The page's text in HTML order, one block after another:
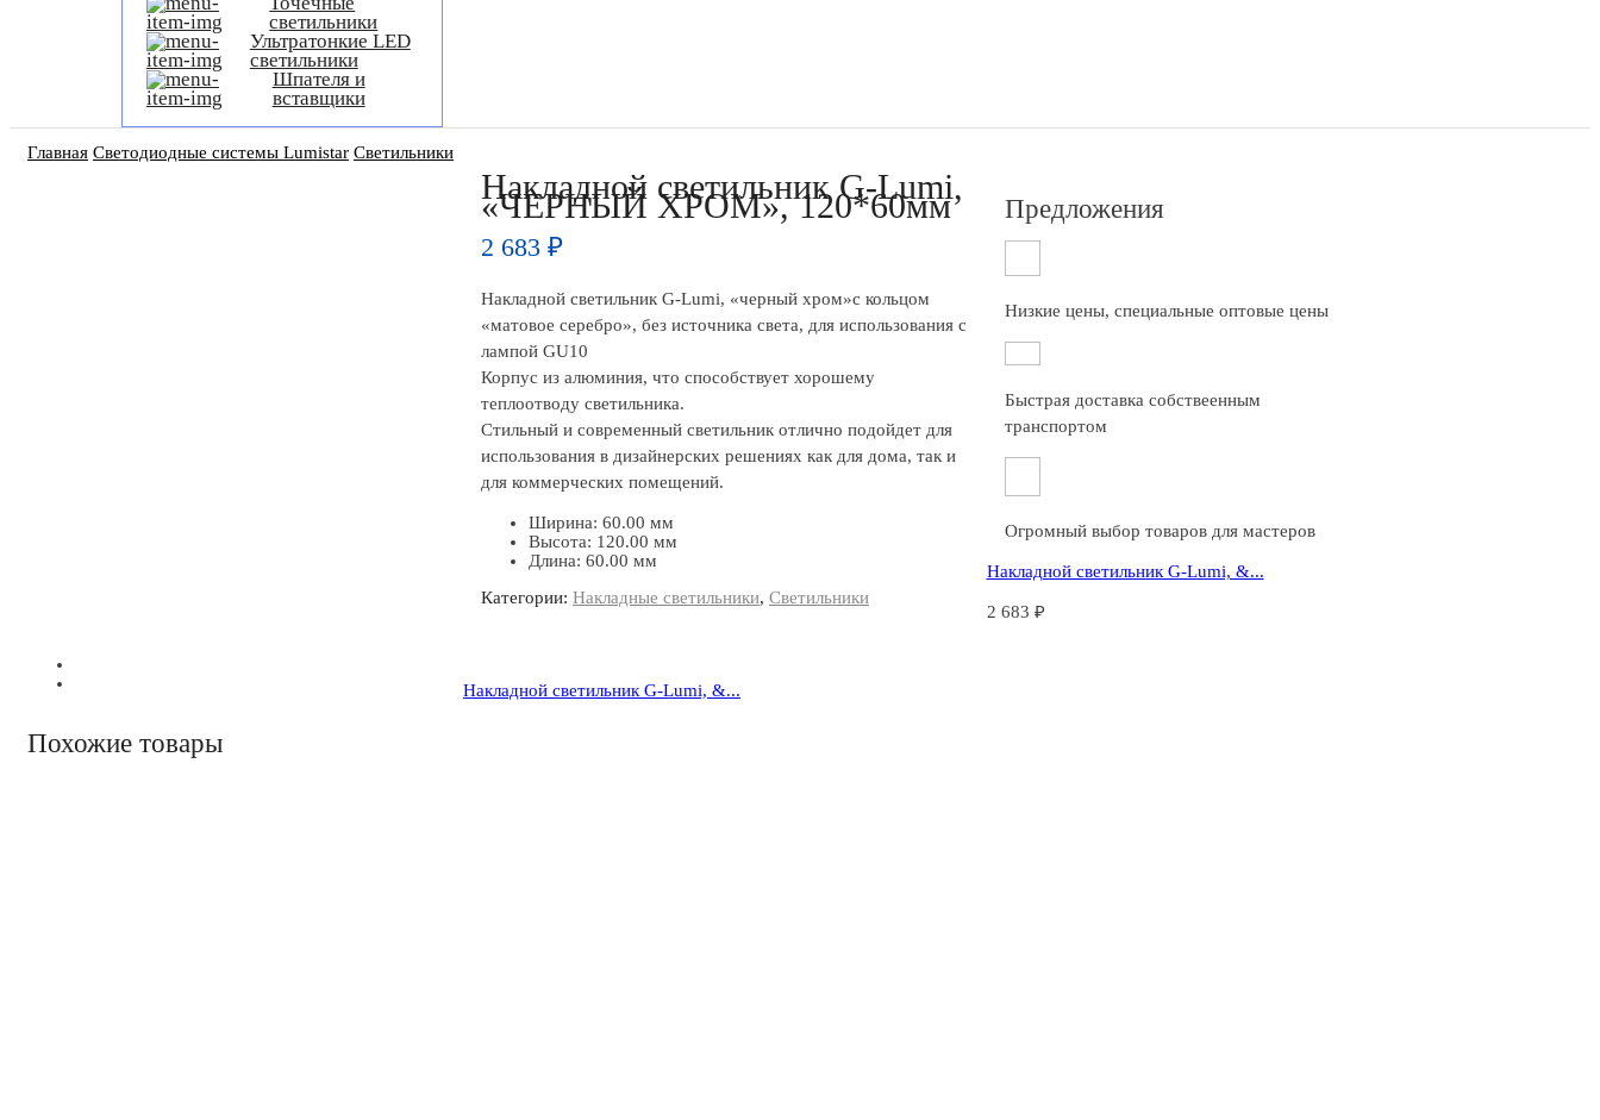
светильники
Ультратонкие LED
светильники
Шпателя и
вставщики
Главная Светодиодные системы Lumistar Светильники
Накладной светильник G-Lumi,
«ЧЕРНЫЙ ХРОМ», 120*60мм
2 683 ₽
Накладной светильник G-Lumi, «черный хром»с кольцом
«матовое серебро», без источника света, для использования с
лампой GU10
Корпус из алюминия, что способствует хорошему
теплоотводу светильника.
Стильный и современный светильник отлично подойдет для
использования в дизайнерских решениях как для дома, так и
для коммерческих помещений.
Ширина: 60.00 мм
Высота: 120.00 мм
Длина: 60.00 мм
Категории: Накладные светильники, Светильники
Предложения
Низкие цены, специальные оптовые цены
Быстрая доставка собствеенным
транспортом
Огромный выбор товаров для мастеров
Похожие товары
Накладной светильник G-Lumi, &...
2 683 ₽
Накладной светильник G-Lumi, &...